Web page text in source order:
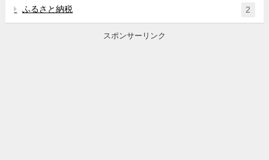
ふるさと納税 2
スポンサーリンク